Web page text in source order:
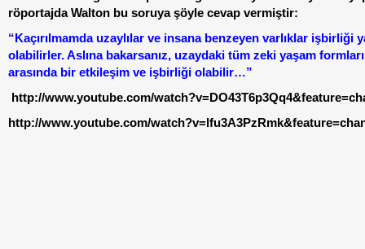
röportajda Walton bu soruya şöyle cevap vermiştir:
“Kaçırılmamda uzaylılar ve insana benzeyen varlıklar işbirliği
olabilirler. Aslına bakarsanız, uzaydaki tüm zeki yaşam formları
arasında bir etkileşim ve işbirliği olabilir…”
http://www.youtube.com/
http://www.youtube.com/